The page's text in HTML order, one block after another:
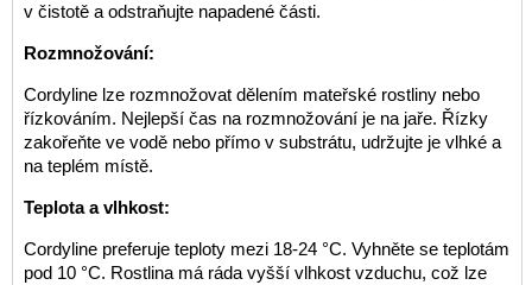
v čistotě a odstraňujte napadené části.
Rozmnožování:
Cordyline lze rozmnožovat dělením mateřské rostliny nebo
řízkováním. Nejlepší čas na rozmnožování je na jaře. Řízky
zakořeňte ve vodě nebo přímo v substrátu, udržujte je vlhké a
na teplém místě.
Teplota a vlhkost:
Cordyline preferuje teploty mezi 18-24 °C. Vyhněte se teplotám
pod 10 °C. Rostlina má ráda vyšší vlhkost vzduchu, což lze